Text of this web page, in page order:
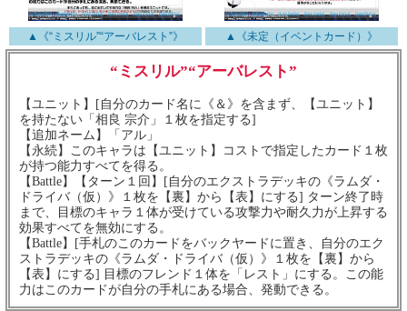
▲《“ミスリル”“アーバレスト”》 ▲《未定（イベントカード）》
“ミスリル”“アーバレスト”
【ユニット】[自分のカード名に《＆》を含まず、【ユニット】
を持たない「相良 宗介」１枚を指定する]
【追加ネーム】「アル」
【永続】このキャラは【ユニット】コストで指定したカード１枚
が持つ能力すべてを得る。
【Battle】【ターン１回】[自分のエクストラデッキの《ラムダ・
ドライバ（仮）》１枚を【裏】から【表】にする] ターン終了時
まで、目標のキャラ１体が受けている攻撃力や耐久力が上昇する
効果すべてを無効にする。
【Battle】[手札のこのカードをバックヤードに置き、自分のエク
ストラデッキの《ラムダ・ドライバ（仮）》１枚を【裏】から
【表】にする] 目標のフレンド１体を「レスト」にする。この能
力はこのカードが自分の手札にある場合、発動できる。